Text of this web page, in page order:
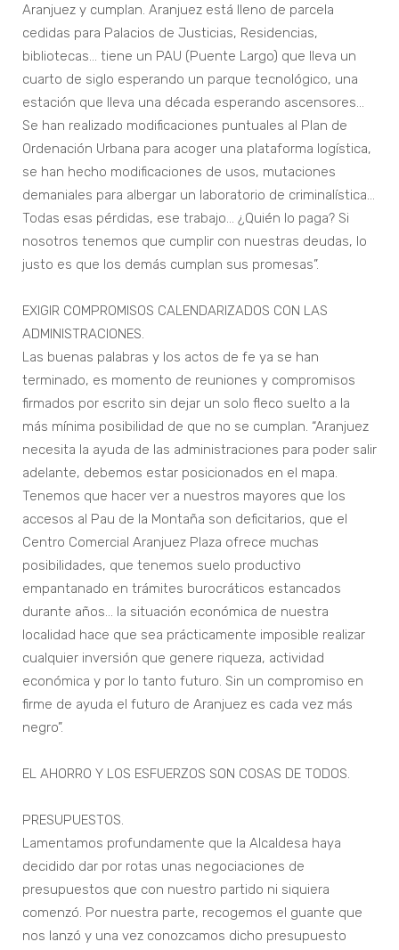
Aranjuez y cumplan. Aranjuez está lleno de parcela
cedidas para Palacios de Justicias, Residencias,
bibliotecas… tiene un PAU (Puente Largo) que lleva un
cuarto de siglo esperando un parque tecnológico, una
estación que lleva una década esperando ascensores...
Se han realizado modificaciones puntuales al Plan de
Ordenación Urbana para acoger una plataforma logística,
se han hecho modificaciones de usos, mutaciones
demaniales para albergar un laboratorio de criminalística…
Todas esas pérdidas, ese trabajo… ¿Quién lo paga? Si
nosotros tenemos que cumplir con nuestras deudas, lo
justo es que los demás cumplan sus promesas”.
EXIGIR COMPROMISOS CALENDARIZADOS CON LAS
ADMINISTRACIONES.
Las buenas palabras y los actos de fe ya se han
terminado, es momento de reuniones y compromisos
firmados por escrito sin dejar un solo fleco suelto a la
más mínima posibilidad de que no se cumplan. “Aranjuez
necesita la ayuda de las administraciones para poder salir
adelante, debemos estar posicionados en el mapa.
Tenemos que hacer ver a nuestros mayores que los
accesos al Pau de la Montaña son deficitarios, que el
Centro Comercial Aranjuez Plaza ofrece muchas
posibilidades, que tenemos suelo productivo
empantanado en trámites burocráticos estancados
durante años… la situación económica de nuestra
localidad hace que sea prácticamente imposible realizar
cualquier inversión que genere riqueza, actividad
económica y por lo tanto futuro. Sin un compromiso en
firme de ayuda el futuro de Aranjuez es cada vez más
negro”.
EL AHORRO Y LOS ESFUERZOS SON COSAS DE TODOS.
PRESUPUESTOS.
Lamentamos profundamente que la Alcaldesa haya
decidido dar por rotas unas negociaciones de
presupuestos que con nuestro partido ni siquiera
comenzó. Por nuestra parte, recogemos el guante que
nos lanzó y una vez conozcamos dicho presupuesto